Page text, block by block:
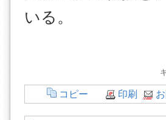
いる。
コピー 印刷